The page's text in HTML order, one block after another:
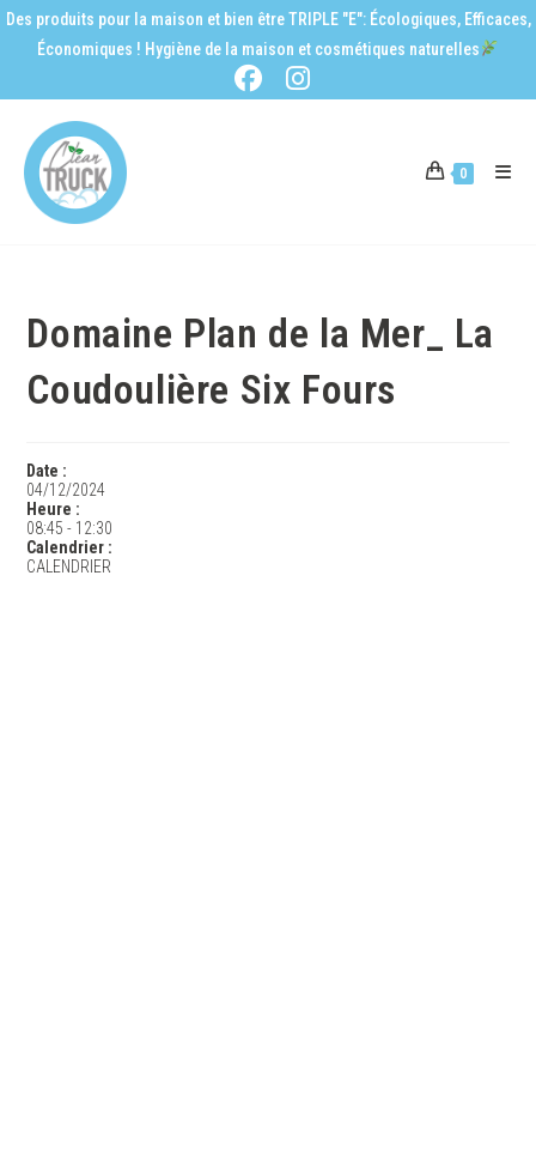
Des produits pour la maison et bien être TRIPLE "E": Écologiques, Efficaces,
Économiques ! Hygiène de la maison et cosmétiques naturelles
0
Domaine Plan de la Mer_ La
Coudoulière Six Fours
Date :
04/12/2024
Heure :
08:45 - 12:30
Calendrier :
CALENDRIER